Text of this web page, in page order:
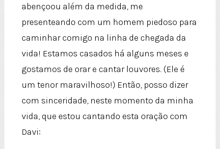
abençoou além da medida, me
presenteando com um homem piedoso para
caminhar comigo na linha de chegada da
vida! Estamos casados ​​há alguns meses e
gostamos de orar e cantar louvores. (Ele é
um tenor maravilhoso!) Então, posso dizer
com sinceridade, neste momento da minha
vida, que estou cantando esta oração com
Davi: